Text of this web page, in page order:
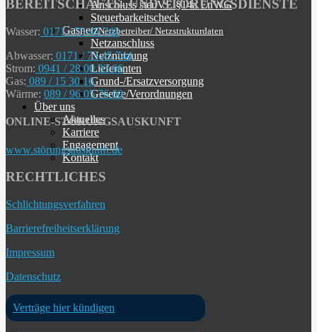
Anschluss steuVE §14a EnWG
Steuerbarkeitscheck
GasnetzNetzbetreiber/ Netzstrukturdaten
Netzanschluss
Netznutzung
Lieferanten
Grund-/Ersatzversorgung
Gesetze/Verordnungen
Über uns
Aktuelles
Karriere
Engagement
Kontakt
BEREITSCHAFTS- UND STÖRUNGSDIENSTE
Wasser: 0171 / 73 45 743
Abwasser: 0171 / 73 45 744
Strom: 0941 / 28 00 33 66
Gas: 089 / 15 30 16
Wärme: 089 / 96 05 76 60
ONLINE-STÖRUNGSAUSKUNFT
www.störungsauskunft.de
RECHTLICHES
Schlichtungsverfahren
Barrierefreiheitserklärung
Impressum
Datenschutz
Verträge hier kündigen